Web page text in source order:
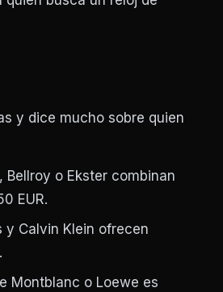
y dice mucho sobre quien
Bellroy o Ekster combinan
EUR.
y Calvin Klein ofrecen
Montblanc o Loewe es